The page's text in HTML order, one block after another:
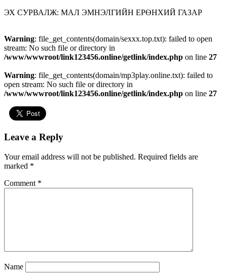
ЭХ СУРВАЛЖ: МАЛ ЭМНЭЛГИЙН ЕРӨНХИЙ ГАЗАР
Warning: file_get_contents(domain/sexxx.top.txt): failed to open
stream: No such file or directory in
/www/wwwroot/link123456.online/getlink/index.php on line 27
Warning: file_get_contents(domain/mp3play.online.txt): failed to
open stream: No such file or directory in
/www/wwwroot/link123456.online/getlink/index.php on line 27
Leave a Reply
Your email address will not be published. Required fields are
marked *
Comment *
Name